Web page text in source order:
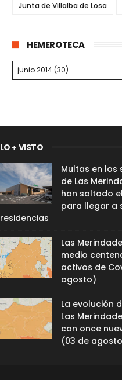
Junta de Villalba de Losa
HEMEROTECA
LO + VISTO
Multas en los
de Las
han saltado
para llegar a
residencias
Las
medio
activos de
agosto)
La evolución
Las
con once
(03 de